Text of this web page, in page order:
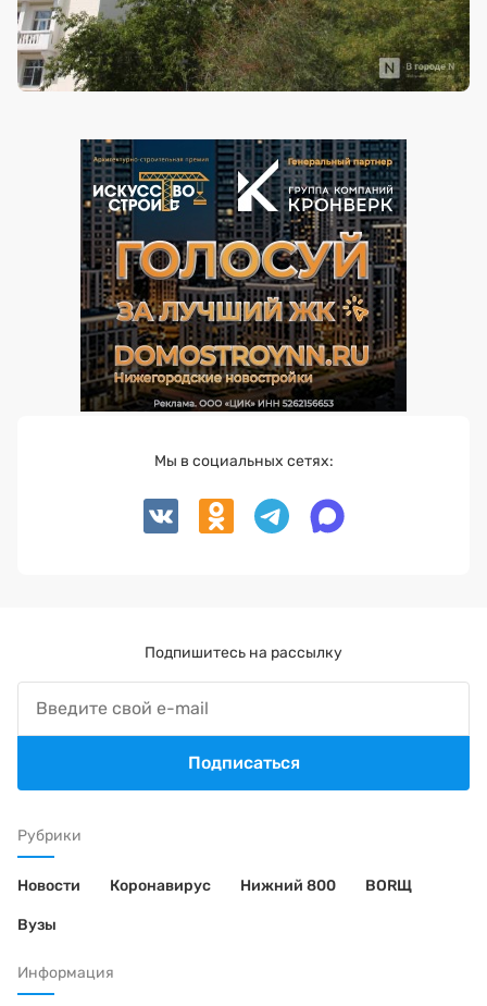
Рубрики
Новости Коронавирус Нижний 800 BORЩ
Вузы
Информация
Мы в социальных сетях:
Подпишитесь на рассылку
Подписаться